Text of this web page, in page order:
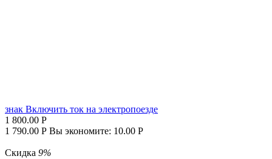
знак Включить ток на электропоезде
1 800.00 Р
1 790.00 Р Вы экономите: 10.00 Р
Скидка 9%